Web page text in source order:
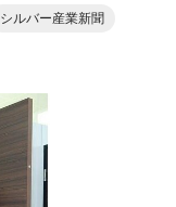
シルバー産業新聞